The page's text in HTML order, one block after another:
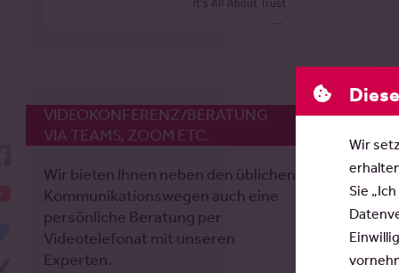
VIDEOKONFERENZ/BERATUNG
VIA TEAMS, ZOOM ETC.
Wir bieten Ihnen neben den üblichen
Kommunikationswegen auch eine
persönliche Beratung per
Videotelefonat mit unseren
Experten.
facebook
YouTube
twitter
Xing
Wir
Sie